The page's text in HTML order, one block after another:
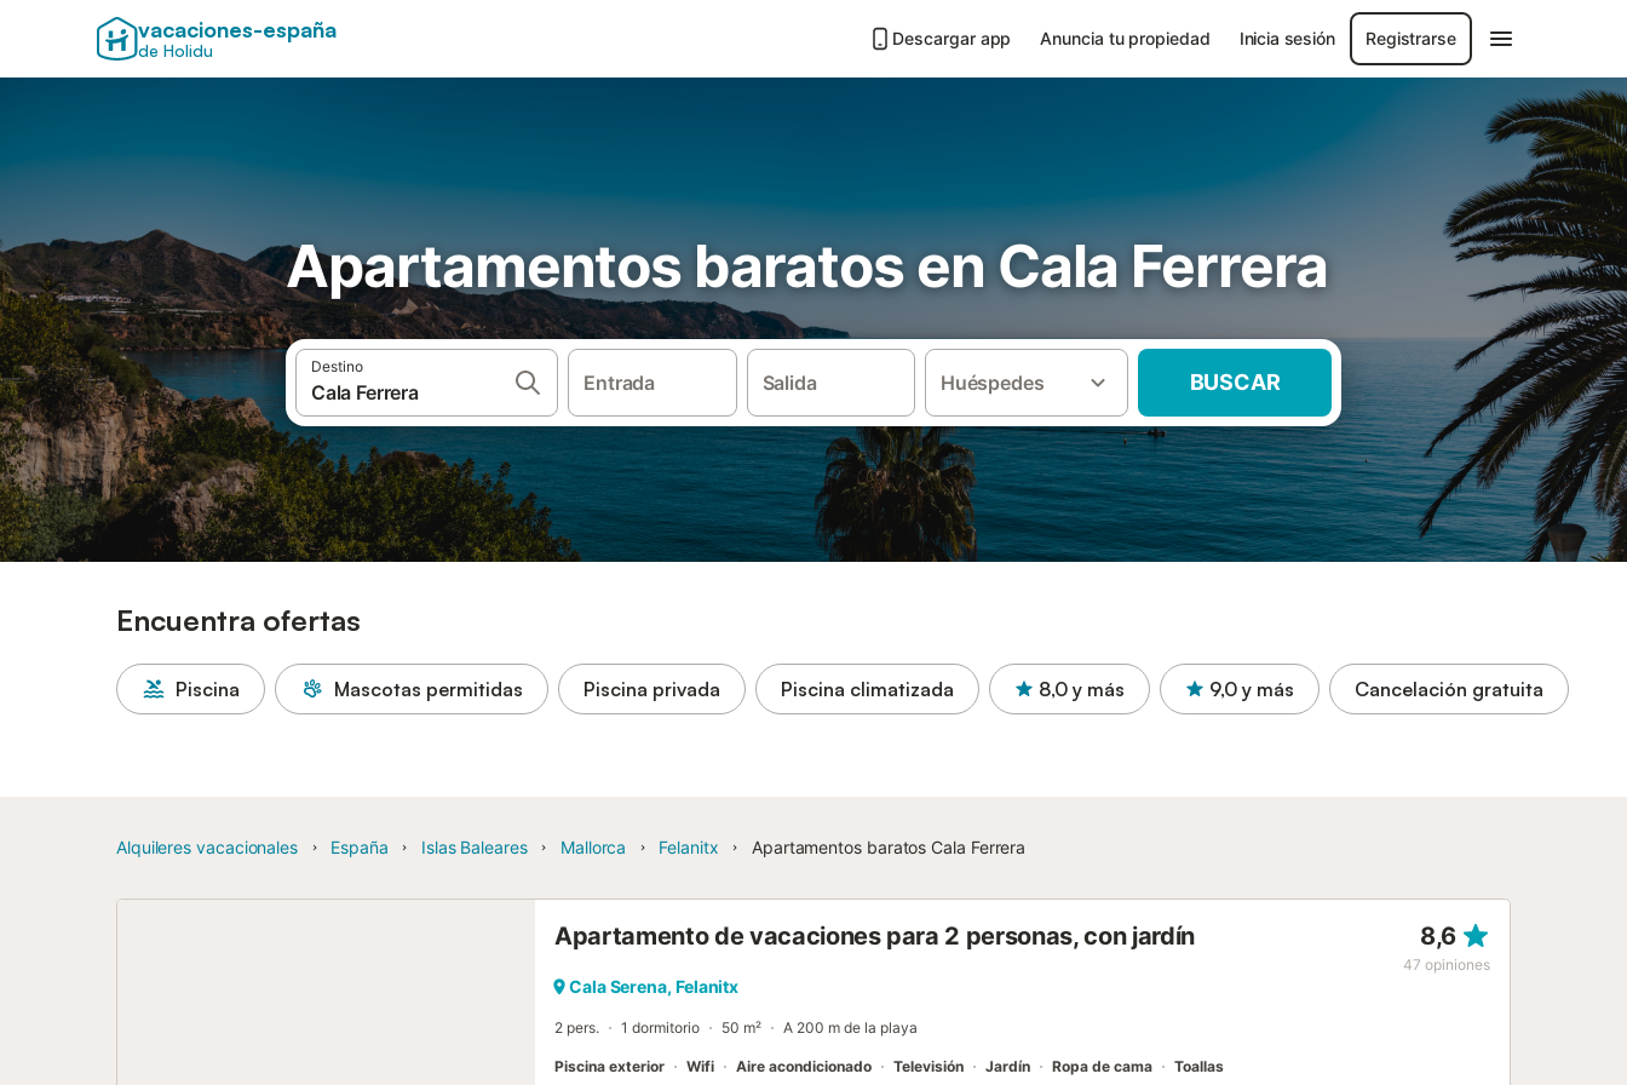
vacaciones-españa
de Holidu
Descargar app Anuncia tu propiedad Inicia sesión Registrarse
Apartamentos baratos en Cala Ferrera
Destino
Entrada Salida Huéspedes BUSCAR
Encuentra ofertas
Piscina Mascotas permitidas Piscina privada Piscina climatizada 8,0 y más 9,0 y más Cancelación gratuita
Alquileres vacacionales España Islas Baleares Mallorca Felanitx Apartamentos baratos Cala Ferrera
Apartamento de vacaciones para 2 personas, con jardín 8,6
47 opiniones
Cala Serena, Felanitx
2 pers. 1 dormitorio 50 m² A 200 m de la playa
Piscina exterior Wifi Aire acondicionado Televisión Jardín Ropa de cama Toallas